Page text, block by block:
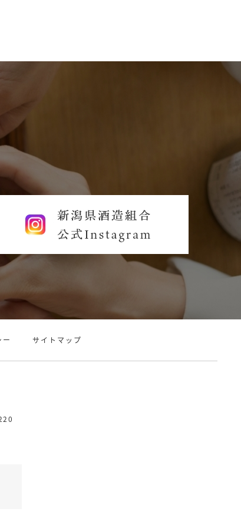
サイトマップ